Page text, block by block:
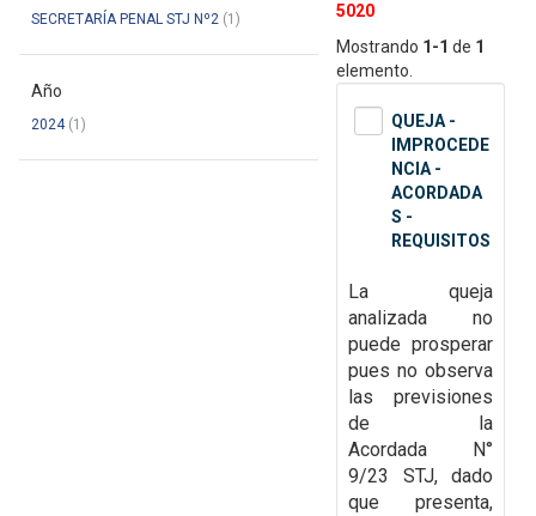
SECRETARÍA PENAL STJ Nº2 (1)
Año
2024(1)
5020
Mostrando 1-1 de 1
elemento.
QUEJA -
IMPROCEDE
NCIA -
ACORDADA
S -
REQUISITOS
La queja
analizada no
puede prosperar
pues no observa
las previsiones
de la
Acordada
N°
9/23 STJ, dado
que presenta,